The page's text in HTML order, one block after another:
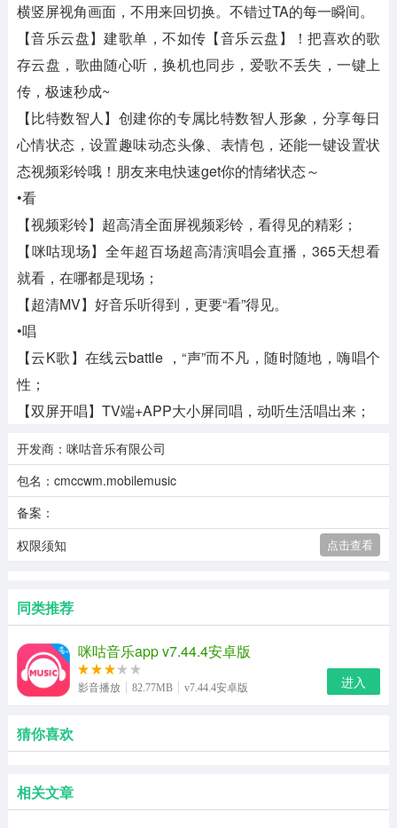
横竖屏视角画面，不用来回切换。不错过TA的每一瞬间。
【音乐云盘】建歌单，不如传【音乐云盘】！把喜欢的歌
存云盘，歌曲随心听，换机也同步，爱歌不丢失，一键上
传，极速秒成~
【比特数智人】创建你的专属比特数智人形象，分享每日
心情状态，设置趣味动态头像、表情包，还能一键设置状
态视频彩铃哦！朋友来电快速get你的情绪状态～
•看
【视频彩铃】超高清全面屏视频彩铃，看得见的精彩；
【咪咕现场】全年超百场超高清演唱会直播，365天想看
就看，在哪都是现场；
【超清MV】好音乐听得到，更要“看”得见。
•唱
【云K歌】在线云battle ，“声”而不凡，随时随地，嗨唱个
性；
【双屏开唱】TV端+APP大小屏同唱，动听生活唱出来；
开发商：咪咕音乐有限公司
包名：cmccwm.mobilemusic
备案：
权限须知
点击查看
同类推荐
咪咕音乐app v7.44.4安卓版
影音播放 82.77MB v7.44.4安卓版 进入
猜你喜欢
相关文章